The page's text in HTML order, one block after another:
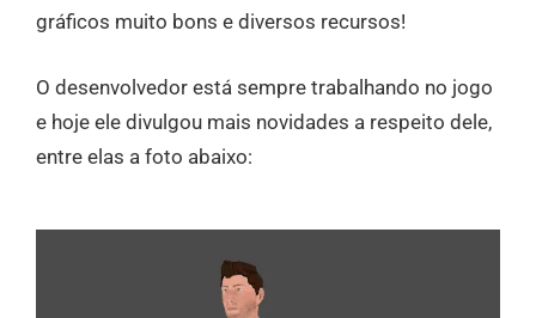
gráficos muito bons e diversos recursos!
O desenvolvedor está sempre trabalhando no jogo
e hoje ele divulgou mais novidades a respeito dele,
entre elas a foto abaixo: